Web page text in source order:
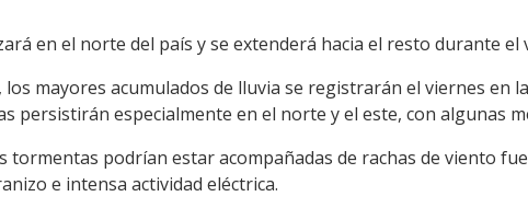
en el norte del país y se extenderá hacia el resto durante el
mayores acumulados de lluvia se registrarán el viernes en
persistirán especialmente en el norte y el este, con algunas
tormentas podrían estar acompañadas de rachas de viento
e intensa actividad eléctrica.